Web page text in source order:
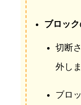
ブロッ
切断
外し
ブロ